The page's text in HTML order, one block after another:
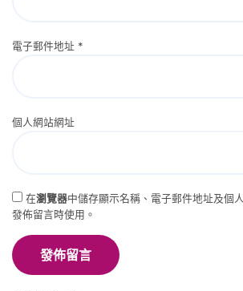
電子郵件地址 *
個人網站網址
在瀏覽器中儲存顯示名稱、電子郵件地址及個
發佈留言時使用。